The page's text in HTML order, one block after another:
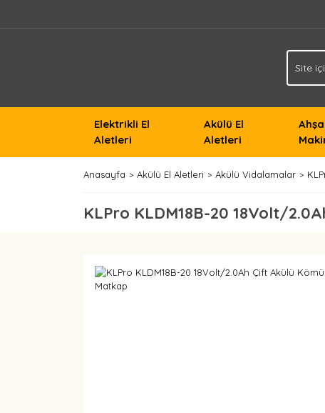
Elektrikli El
Aletleri
Akülü El
Aletleri
Anasayfa Akülü El Aletleri Akülü Vidalamalar
KLPro KLDM18B-20 18Volt/